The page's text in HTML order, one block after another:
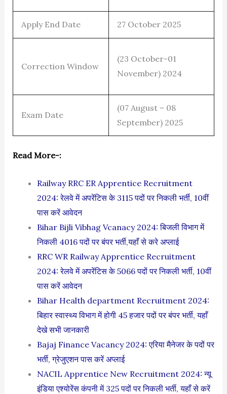
Apply End Date 27 October 2025
Correction Window
(23 October-01
November) 2024
Exam Date
(07 August – 08
September) 2025
Read More-:
Railway RRC ER Apprentice Recruitment
2024: रेलवे में अपरेंटिस के 3115 पदों पर निकली भर्ती, 10वीं
पास करें आवेदन
Bihar Bijli Vibhag Vcanacy 2024: बिजली विभाग में
निकली 4016 पदों पर बंपर भर्ती,यहाँ से करे अप्लाई
RRC WR Railway Apprentice Recruitment
2024: रेलवे में अपरेंटिस के 5066 पदों पर निकली भर्ती, 10वीं
पास करें आवेदन
Bihar Health department Recruitment 2024:
बिहार स्वास्थ्य विभाग में होगी 45 हजार पदों पर बंपर भर्ती, यहाँ
देखे सभी जानकारी
Bajaj Finance Vacancy 2024: एरिया मैनेजर के पदों पर
भर्ती, ग्रेजुएशन पास करें अप्लाई
NACIL Apprentice New Recruitment 2024: न्यू
इंडिया एश्योरेंस कंपनी में 325 पदों पर निकली भर्ती, यहाँ से करें